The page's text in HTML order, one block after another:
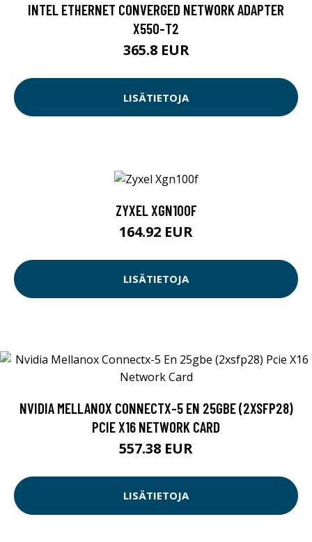
INTEL ETHERNET CONVERGED NETWORK ADAPTER
X550-T2
365.8 EUR
LISÄTIETOJA
ZYXEL XGN100F
164.92 EUR
LISÄTIETOJA
NVIDIA MELLANOX CONNECTX-5 EN 25GBE (2XSFP28)
PCIE X16 NETWORK CARD
557.38 EUR
LISÄTIETOJA